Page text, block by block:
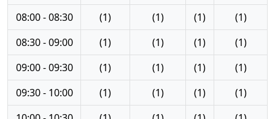
08:00 - 08:30
(1) (1) (1)
(1)
08:30 - 09:00
(1) (1) (1)
(1)
09:00 - 09:30
(1) (1) (1)
(1)
09:30 - 10:00
(1) (1) (1)
(1)